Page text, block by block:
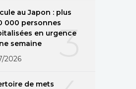
3
au Japon : plus
000 personnes
en urgence
semaine
2026
de mets